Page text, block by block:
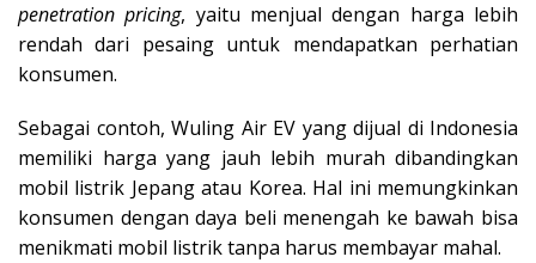
penetration pricing, yaitu menjual dengan harga lebih
rendah dari pesaing untuk mendapatkan perhatian
konsumen.
Sebagai contoh, Wuling Air EV yang dijual di Indonesia
memiliki harga yang jauh lebih murah dibandingkan
mobil listrik Jepang atau Korea. Hal ini memungkinkan
konsumen dengan daya beli menengah ke bawah bisa
menikmati mobil listrik tanpa harus membayar mahal.